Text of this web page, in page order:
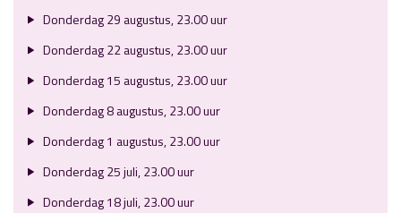
Donderdag 29 augustus, 23.00 uur
Donderdag 22 augustus, 23.00 uur
Donderdag 15 augustus, 23.00 uur
Donderdag 8 augustus, 23.00 uur
Donderdag 1 augustus, 23.00 uur
Donderdag 25 juli, 23.00 uur
Donderdag 18 juli, 23.00 uur